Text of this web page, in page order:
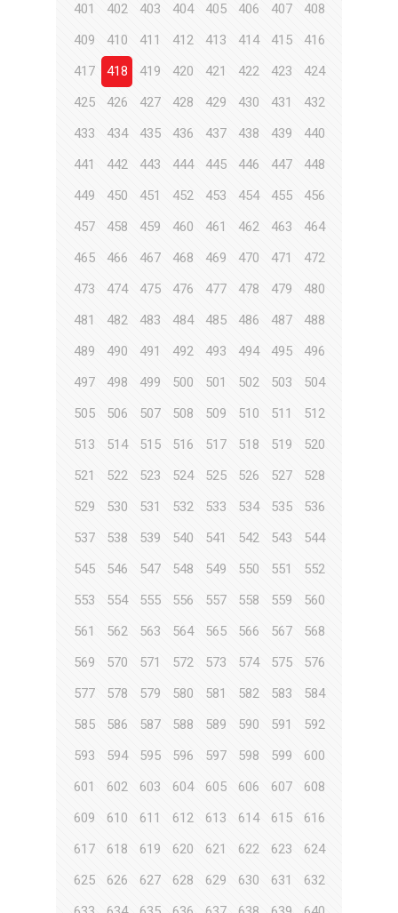
401
402 403 404 405 406 407
408
409
410 411 412 413 414 415
416
417
418 419 420 421 422 423
424
425
426 427 428 429 430 431
432
433
434 435 436 437 438 439
440
441
442 443 444 445 446 447
448
449
450 451 452 453 454 455
456
457
458 459 460 461 462 463
464
465
466 467 468 469 470 471
472
473
474 475 476 477 478 479
480
481
482 483 484 485 486 487
488
489
490 491 492 493 494 495
496
497
498 499 500 501 502 503
504
505
506 507 508 509 510 511
512
513
514 515 516 517 518 519
520
521
522 523 524 525 526 527
528
529
530 531 532 533 534 535
536
537
538 539 540 541 542 543
544
545
546 547 548 549 550 551
552
553
554 555 556 557 558 559
560
561
562 563 564 565 566 567
568
569
570 571 572 573 574 575
576
577
578 579 580 581 582 583
584
585
586 587 588 589 590 591
592
593
594 595 596 597 598 599
600
601
602 603 604 605 606 607
608
609
610 611 612 613 614 615
616
617
618 619 620 621 622 623
624
625
626 627 628 629 630 631
632